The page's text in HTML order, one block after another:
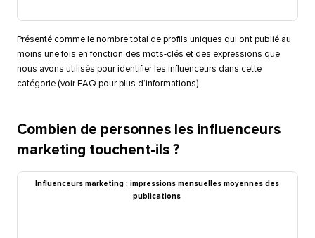
Présenté comme le nombre total de profils uniques qui ont publié au
moins une fois en fonction des mots-clés et des expressions que
nous avons utilisés pour identifier les influenceurs dans cette
catégorie (voir FAQ pour plus d’informations).​​
Combien de personnes les influenceurs
marketing touchent-ils ?​​
Influenceurs marketing : impressions mensuelles moyennes des
publications​​